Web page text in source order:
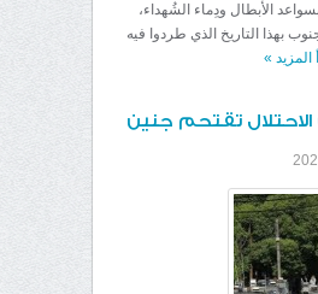
الأبطال ودِماء الشُهداء،
بهذا التاريخ الذي طردوا فيه
المزيد »
تقتحم جنين